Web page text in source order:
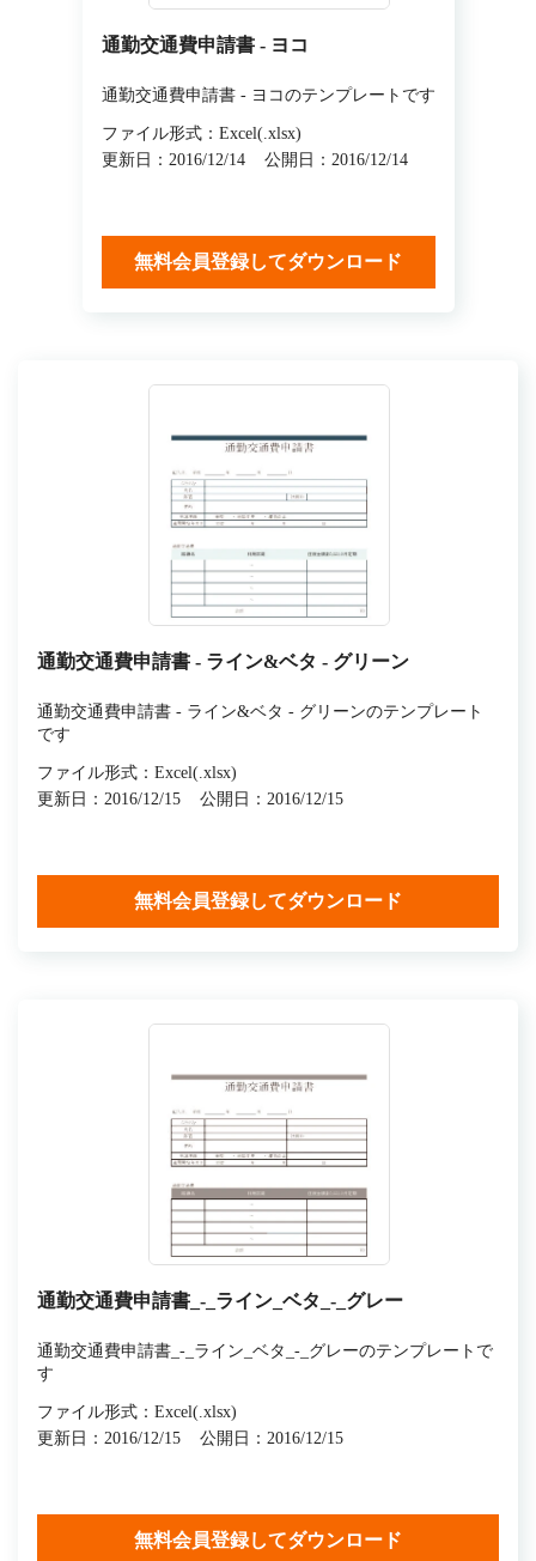
通勤交通費申請書 - ヨコ
通勤交通費申請書 - ヨコのテンプレートです
ファイル形式：Excel(.xlsx)
更新日：2016/12/14
公開日：2016/12/14
無料会員登録してダウンロード
通勤交通費申請書 - ライン&ベタ - グリーン
通勤交通費申請書 - ライン&ベタ - グリーンのテンプレート
です
ファイル形式：Excel(.xlsx)
更新日：2016/12/15
公開日：2016/12/15
無料会員登録してダウンロード
通勤交通費申請書_-_ライン_ベタ_-_グレー
通勤交通費申請書_-_ライン_ベタ_-_グレーのテンプレートで
す
ファイル形式：Excel(.xlsx)
更新日：2016/12/15
公開日：2016/12/15
無料会員登録してダウンロード